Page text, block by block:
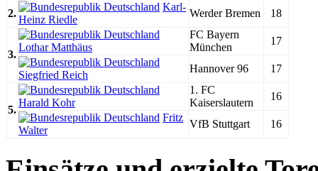
2.
Karl-
Heinz Riedle
Werder Bremen 18
3.
Lothar Matthäus
FC Bayern
München
17
Siegfried Reich
Hannover 96 17
5.
Harald Kohr
1. FC
Kaiserslautern
16
Fritz
Walter
VfB Stuttgart 16